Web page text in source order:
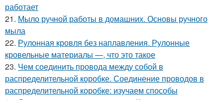
работает
21. Мыло ручной работы в домашних. Основы ручного
мыла
22. Рулонная кровля без наплавления. Рулонные
кровельные материалы —, что это такое
23. Чем соединить провода между собой в
распределительной коробке. Соединение проводов в
распределительной коробке: изучаем способы